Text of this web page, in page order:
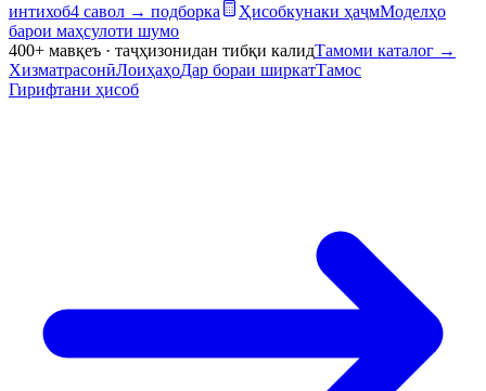
интихоб4 савол → подборка Ҳисобкунаки ҳаҷмМоделҳо
барои маҳсулоти шумо
400+ мавқеъ · таҷҳизонидан тибқи калидТамоми каталог →
ХизматрасонӣЛоиҳаҳоДар бораи ширкатТамос
Гирифтани ҳисоб